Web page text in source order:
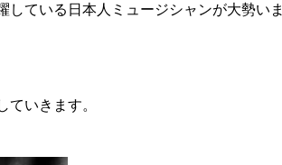
ている日本人ミュージシャンが大勢いま
いきます。